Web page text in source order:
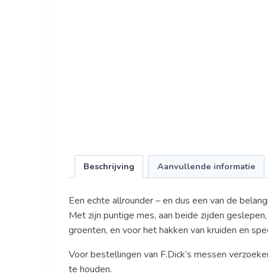
Beschrijving Aanvullende informatie
Een echte allrounder – en dus een van de
Met zijn puntige mes, aan beide zijden
groenten, en voor het hakken van kruiden en
Voor bestellingen van F.Dick’s messen
te houden.